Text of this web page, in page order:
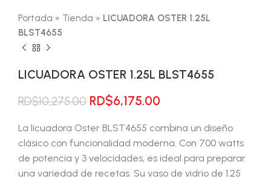
Portada » Tienda » LICUADORA OSTER 1.25L
BLST4655
LICUADORA OSTER 1.25L BLST4655
RD$10,275.00 El
original
era:
RD$10,275.00.
RD$6,175.00El
actual
es:
RD$6,175.00.
La licuadora Oster BLST4655 combina un diseño
clásico con funcionalidad moderna. Con 700 watts
de potencia y 3 velocidades, es ideal para preparar
una variedad de recetas. Su vaso de vidrio de 1.25